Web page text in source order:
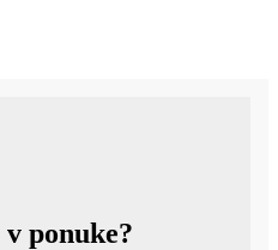
ponuke?